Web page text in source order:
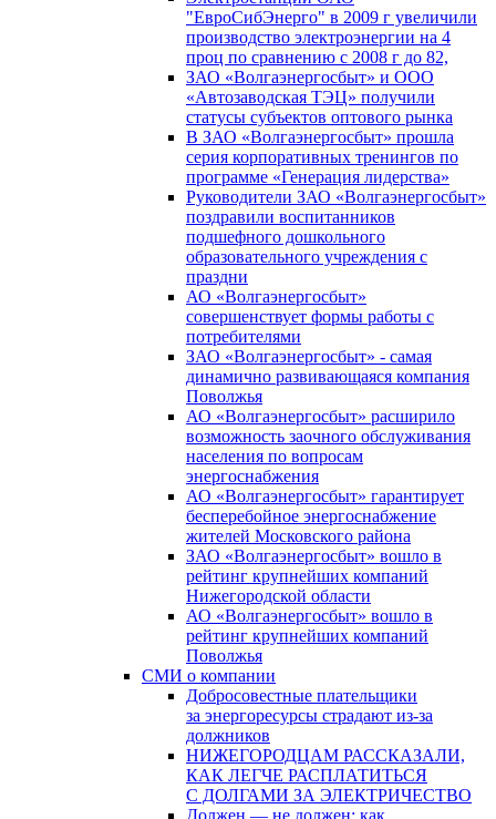
"ЕвроСибЭнерго" в 2009 г увеличили
производство электроэнергии на 4
проц по сравнению с 2008 г до 82,
ЗАО «Волгаэнергосбыт» и ООО
«Автозаводская ТЭЦ» получили
статусы субъектов оптового рынка
В ЗАО «Волгаэнергосбыт» прошла
серия корпоративных тренингов по
программе «Генерация лидерства»
Руководители ЗАО «Волгаэнергосбыт»
поздравили воспитанников
подшефного дошкольного
образовательного учреждения с
праздни
АО «Волгаэнергосбыт»
совершенствует формы работы с
потребителями
ЗАО «Волгаэнергосбыт» - самая
динамично развивающаяся компания
Поволжья
АО «Волгаэнергосбыт» расширило
возможность заочного обслуживания
населения по вопросам
энергоснабжения
АО «Волгаэнергосбыт» гарантирует
бесперебойное энергоснабжение
жителей Московского района
ЗАО «Волгаэнергосбыт» вошло в
рейтинг крупнейших компаний
Нижегородской области
АО «Волгаэнергосбыт» вошло в
рейтинг крупнейших компаний
Поволжья
СМИ о компании
Добросовестные плательщики
за энергоресурсы страдают из-за
должников
НИЖЕГОРОДЦАМ РАССКАЗАЛИ,
КАК ЛЕГЧЕ РАСПЛАТИТЬСЯ
С ДОЛГАМИ ЗА ЭЛЕКТРИЧЕСТВО